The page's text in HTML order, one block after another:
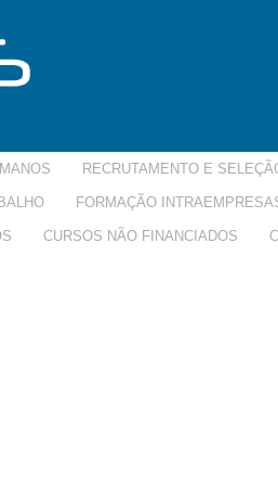
RECRUTAMENTO E
FORMAÇÃO
CURSOS NÃO FINANCIADOS